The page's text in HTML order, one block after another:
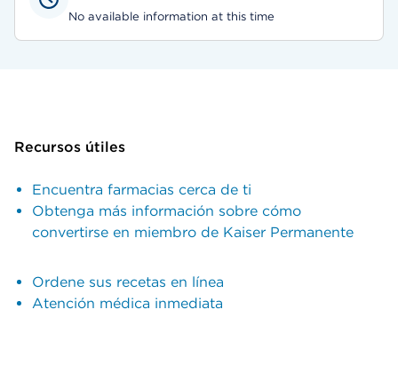
No available information at this time
Recursos útiles
Encuentra farmacias cerca de ti
Obtenga más información sobre cómo
convertirse en miembro de Kaiser Permanente
Ordene sus recetas en línea
Atención médica inmediata